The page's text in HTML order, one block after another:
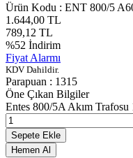
Ürün Kodu : ENT 800/5
1.644,00 TL
789,12 TL
%52 İndirim
Fiyat Alarmı
KDV Dahildir.
Parapuan : 1315
Öne Çıkan Bilgiler
Entes 800/5A Akım
Sepete Ekle
Hemen Al